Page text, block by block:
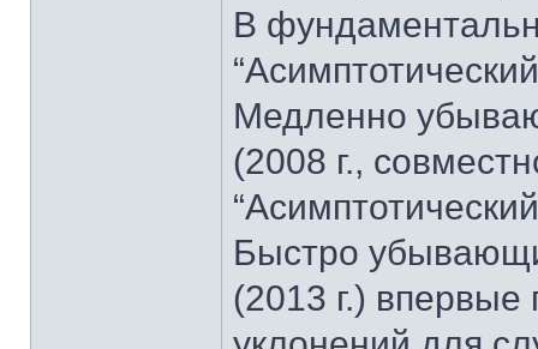
В
Медленно
(2008 г.,
Быстро
(2013 г.)